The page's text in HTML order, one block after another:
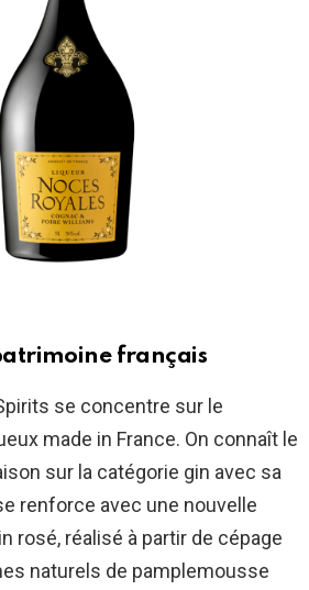
français
se concentre sur le
made in France. On connaît le
sur la catégorie gin avec sa
renforce avec une nouvelle
rosé, réalisé à partir de cépage
naturels de pamplemousse